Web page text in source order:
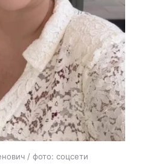
/ фото: соцсети